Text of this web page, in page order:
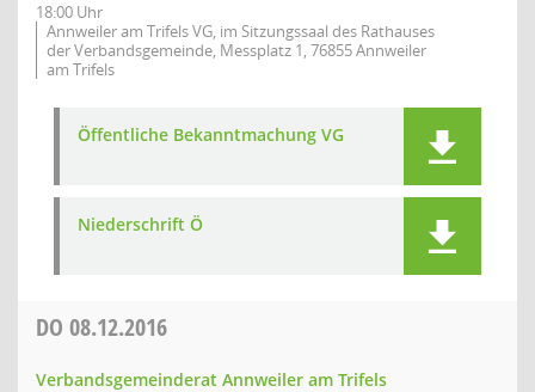
18:00 Uhr
Annweiler am Trifels VG, im Sitzungssaal des Rathauses
der Verbandsgemeinde, Messplatz 1, 76855 Annweiler
am Trifels
Öffentliche Bekanntmachung VG
Niederschrift Ö
DO 08.12.2016
Verbandsgemeinderat Annweiler am Trifels